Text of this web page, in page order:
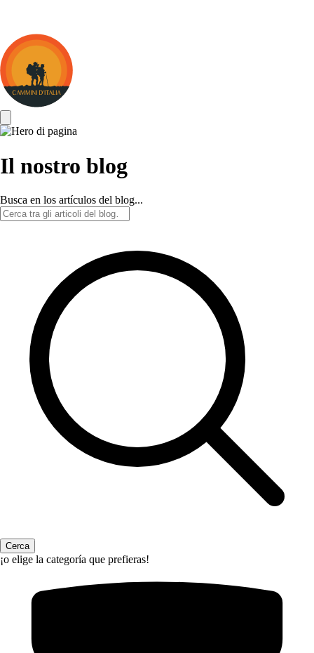
Cammini
d&#039;Italia
Il nostro blog
Busca en los artículos del blog...
¡o elige la categoría que prefieras!